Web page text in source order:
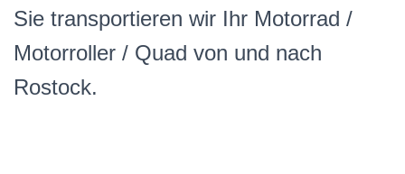
Sie transportieren wir Ihr Motorrad /
Motorroller / Quad von und nach
Rostock.